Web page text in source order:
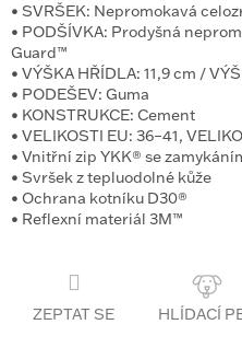
• SVRŠEK: Nepromokavá
• PODŠÍVKA: Prodyšná
Guard™
• VÝŠKA HŘÍDLA: 11,9 cm /
• PODEŠEV: Guma
• KONSTRUKCE: Cement
• VELIKOSTI EU: 36–41,
• Vnitřní zip YKK® se
• Svršek z tepluodolné kůže
• Ochrana kotníku D30®
• Reflexní materiál 3M™
ZEPTAT SE